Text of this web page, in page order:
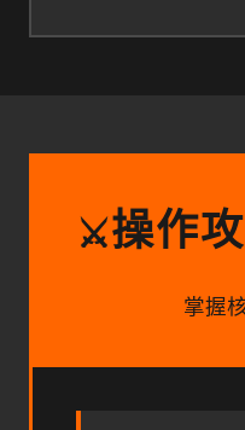
⚔️操作
掌握